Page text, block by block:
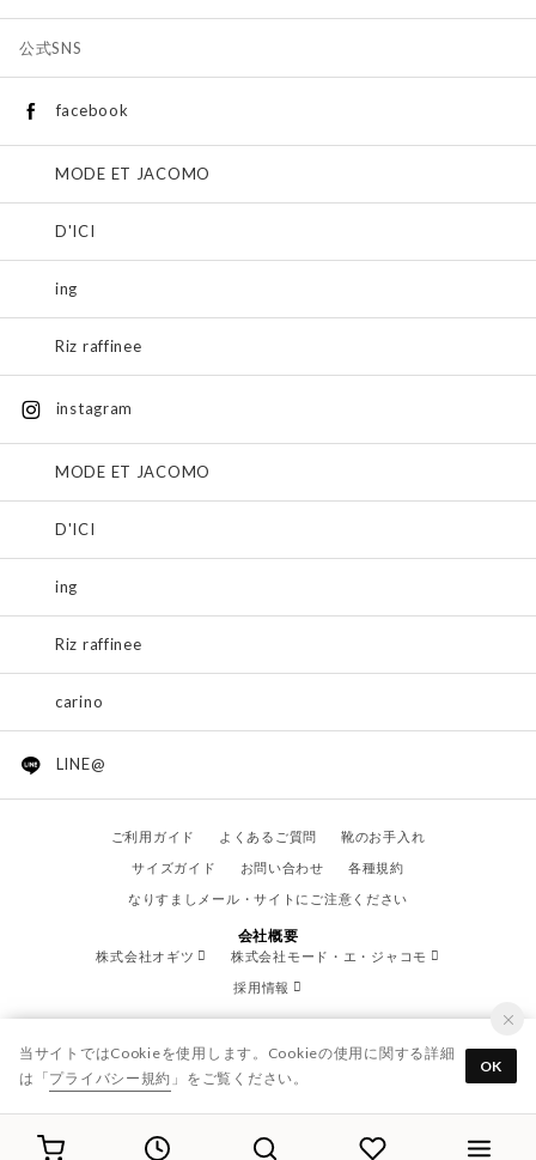
公式SNS
facebook
MODE ET JACOMO
D'ICI
ing
Riz raffinee
instagram
MODE ET JACOMO
D'ICI
ing
Riz raffinee
carino
LINE@
ご利用ガイド よくあるご質問
靴のお手入れ
サイズガイド
お問い合わせ
各種規約
なりすましメール・サイトにご注意ください
会社概要
株式会社オギツ
株式会社モード・エ・ジャコモ
採用情報
© OGITSU CO.,LTD. / All Right Reserved.
当サイトではCookieを使用します。Cookieの使用に関する詳細
は「プライバシー規約 」をご覧ください。
OK